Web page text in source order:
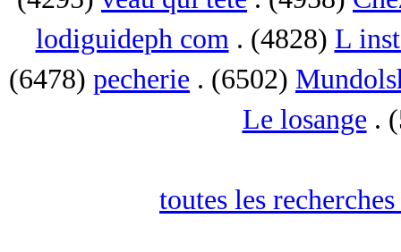
lodiguideph com. (4828) L
(6478) pecherie . (6502)
Le losange .
toutes les